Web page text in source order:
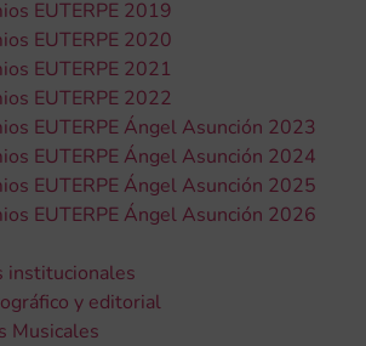
EUTERPE 2019
EUTERPE 2020
EUTERPE 2021
EUTERPE 2022
EUTERPE Ángel Asunción 2023
EUTERPE Ángel Asunción 2024
EUTERPE Ángel Asunción 2025
EUTERPE Ángel Asunción 2026
institucionales
y editorial
Musicales